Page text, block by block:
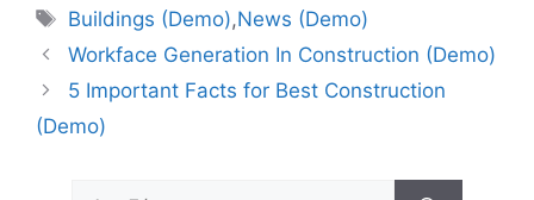
Buildings (Demo),News (Demo)
Workface Generation In Construction (Demo)
5 Important Facts for Best Construction
(Demo)